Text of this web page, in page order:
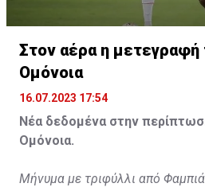
Στον αέρα η μετεγραφή
Ομόνοια
16.07.2023 17:54
Νέα δεδομένα στην
Ομόνοια.
Μήνυμα με τριφύλλι από